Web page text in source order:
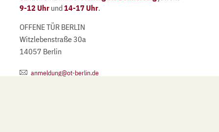
9-12 Uhr und14-17 Uhr.
OFFENE TÜR BERLIN
Witzlebenstraße 30a
14057 Berlin
anmeldung@ot-berlin.de